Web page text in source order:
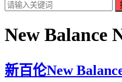
New Balance
新百伦New